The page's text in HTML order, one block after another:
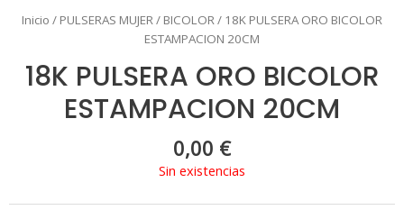
Inicio / PULSERAS MUJER / BICOLOR / 18K PULSERA ORO BICOLOR
ESTAMPACION 20CM
18K PULSERA ORO BICOLOR
ESTAMPACION 20CM
0,00 €
Sin existencias